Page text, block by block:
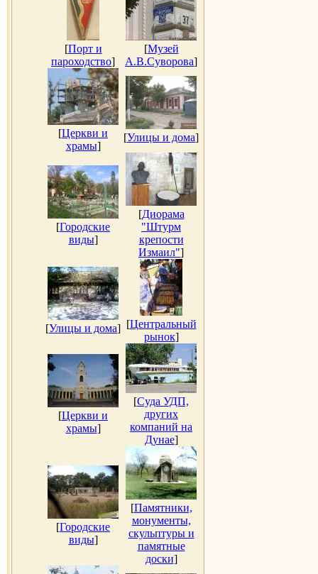
[Порт и
пароходство]
[Музей
А.В.Суворова]
[Церкви и
храмы]
[Улицы и дома]
[Городские
виды]
[Диорама
"Штурм
крепости
Измаил"]
[Улицы и дома] [Центральный
рынок]
[Церкви и
храмы]
[Суда УДП,
других
компаний на
Дунае]
[Городские
виды]
[Памятники,
монументы,
скульптуры и
памятные
доски]